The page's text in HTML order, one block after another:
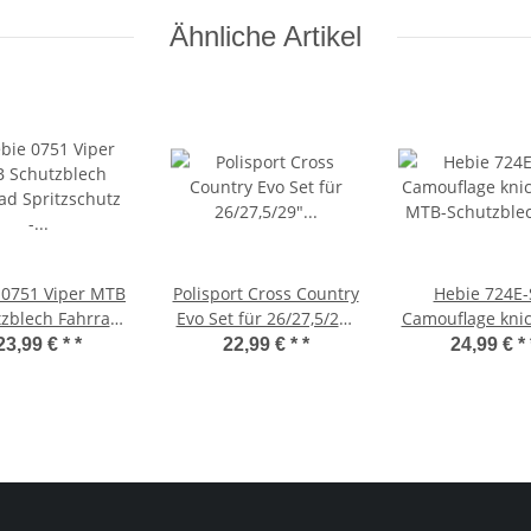
Ähnliche Artikel
Viper MTB
Fahrrad
- 26"-29"
€ * *
Polisport Cross Country
Evo Set für 26/27,5/29"
Schutzblech
22,99 € * *
Hebie
Camouflage
MTB-24,99 € *